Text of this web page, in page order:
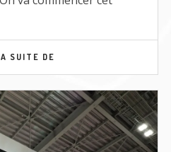
SUITE DE
–
LA
PLUIE
DE
NOUVEAUTÉS